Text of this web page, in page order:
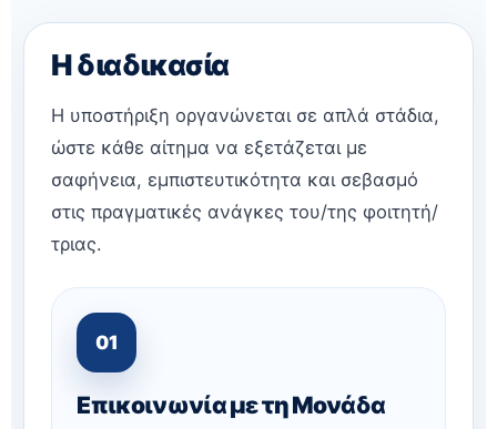
Η διαδικασία
Η υποστήριξη οργανώνεται σε απλά στάδια,
ώστε κάθε αίτημα να εξετάζεται με
σαφήνεια, εμπιστευτικότητα και σεβασμό
στις πραγματικές ανάγκες του/της φοιτητή/
τριας.
01
Επικοινωνία με τη Μονάδα